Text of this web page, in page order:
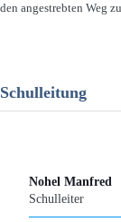
den angestrebten Weg
Schulleitung
Nohel Manfred
Schulleiter